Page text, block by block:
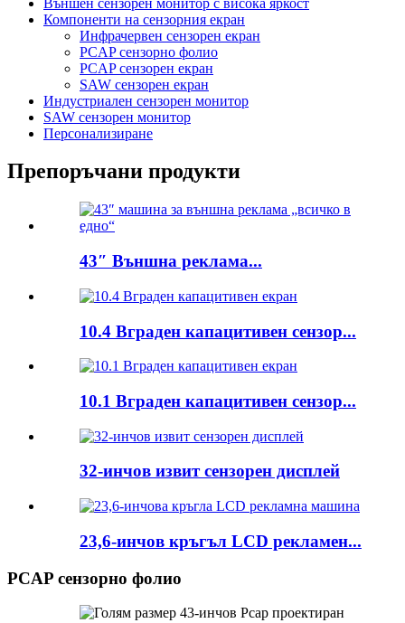
Компоненти на сензорния екран
Инфрачервен сензорен екран
PCAP сензорно фолио
PCAP сензорен екран
SAW сензорен екран
Индустриален сензорен монитор
SAW сензорен монитор
Персонализиране
Препоръчани продукти
43″ Външна реклама...
10.4 Вграден капацитивен сензор...
10.1 Вграден капацитивен сензор...
32-инчов извит сензорен дисплей
23,6-инчов кръгъл LCD рекламен...
PCAP сензорно фолио